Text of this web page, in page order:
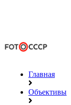
Главная
Объективы